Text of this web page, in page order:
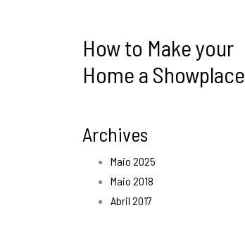
How to Make your
Home a Showplace
Archives
Maio 2025
Maio 2018
Abril 2017